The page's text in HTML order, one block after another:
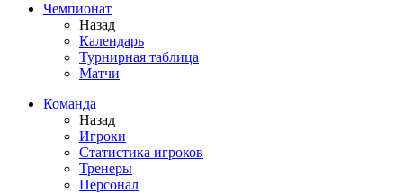
Чемпионат
Назад
Календарь
Турнирная таблица
Матчи
Команда
Назад
Игроки
Статистика игроков
Тренеры
Персонал